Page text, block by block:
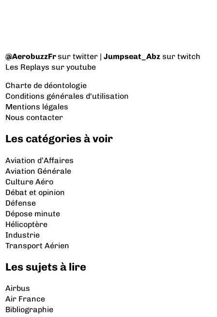
@AerobuzzFrsur twitter |Jumpseat_Abz sur twitch
Les Replays sur youtube
Charte de déontologie
Conditions générales d'utilisation
Mentions légales
Nous contacter
Les catégories à voir
Aviation d’Affaires
Aviation Générale
Culture Aéro
Débat et opinion
Défense
Dépose minute
Hélicoptère
Industrie
Transport Aérien
Les sujets à lire
Airbus
Air France
Bibliographie